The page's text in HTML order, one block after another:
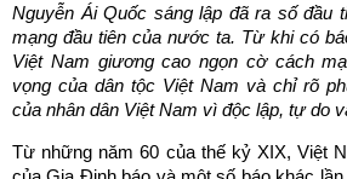
Nguyễn Ái Quốc sáng lập đã ra số đầu
mạng đầu tiên của nước ta. Từ khi có
Việt Nam giương cao ngọn cờ cách
vọng của dân tộc Việt Nam và chỉ rõ
của nhân dân Việt Nam vì độc lập, tự do
Từ những năm 60 của thế kỷ XIX, Việt